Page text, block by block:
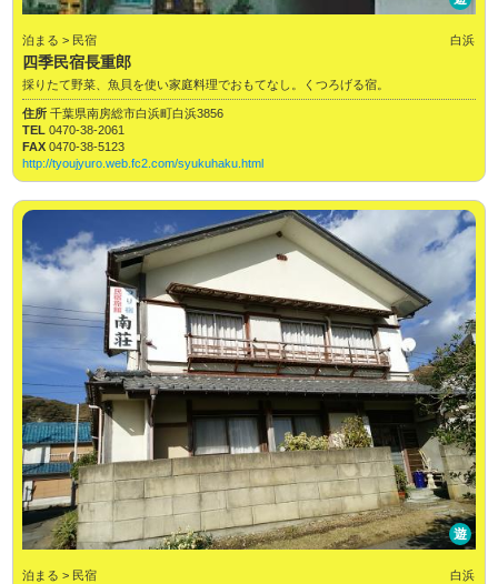
泊まる > 民宿 白浜
四季民宿長重郎
採りたて野菜、魚貝を使い家庭料理でおもてなし。くつろげる宿。
住所千葉県南房総市白浜町白浜3856
TEL0470-38-2061
FAX0470-38-5123
http://tyoujyuro.web.fc2.com/syukuhaku.html
遊
泊まる > 民宿 白浜